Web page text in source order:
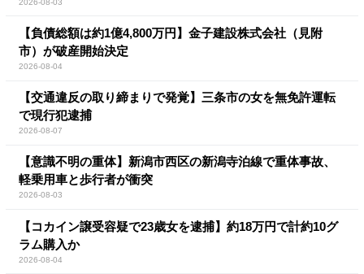
2026-08-03
【負債総額は約1億4,800万円】金子建設株式会社（見附
市）が破産開始決定
2026-08-04
【交通違反の取り締まりで発覚】三条市の女を無免許運転
で現行犯逮捕
2026-08-07
【意識不明の重体】新潟市西区の新潟寺泊線で重体事故、
軽乗用車と歩行者が衝突
2026-08-03
【コカイン譲受容疑で23歳女を逮捕】約18万円で計約10グ
ラム購入か
2026-08-04